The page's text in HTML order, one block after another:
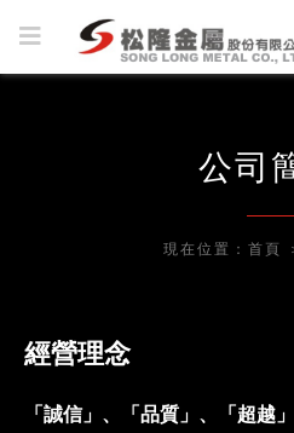
公司
現在位置： 首頁
經營理念
「誠信」、「品質」、「超越